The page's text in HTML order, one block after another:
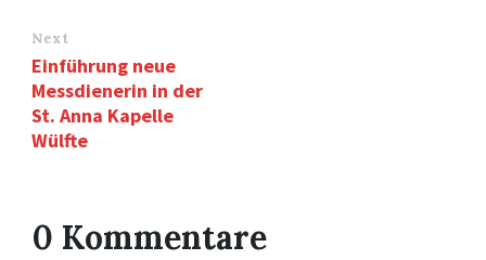
Next
Einführung neue
Messdienerin in der
St. Anna Kapelle
Wülfte
0 Kommentare